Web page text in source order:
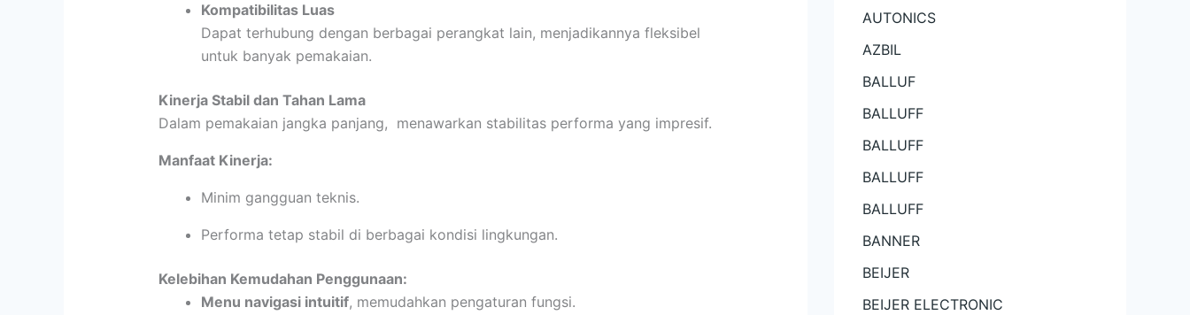
Kompatibilitas Luas
Dapat terhubung dengan berbagai perangkat lain, menjadikannya fleksibel
untuk banyak pemakaian.
Kinerja Stabil dan Tahan Lama
Dalam pemakaian jangka panjang, menawarkan stabilitas performa yang impresif.
Manfaat Kinerja:
Minim gangguan teknis.
Performa tetap stabil di berbagai kondisi lingkungan.
Kelebihan Kemudahan Penggunaan:
Menu navigasi intuitif, memudahkan pengaturan fungsi.
AUTONICS
AZBIL
BALLUF
BALLUFF
BALLUFF
BALLUFF
BALLUFF
BANNER
BEIJER
BEIJER ELECTRONIC